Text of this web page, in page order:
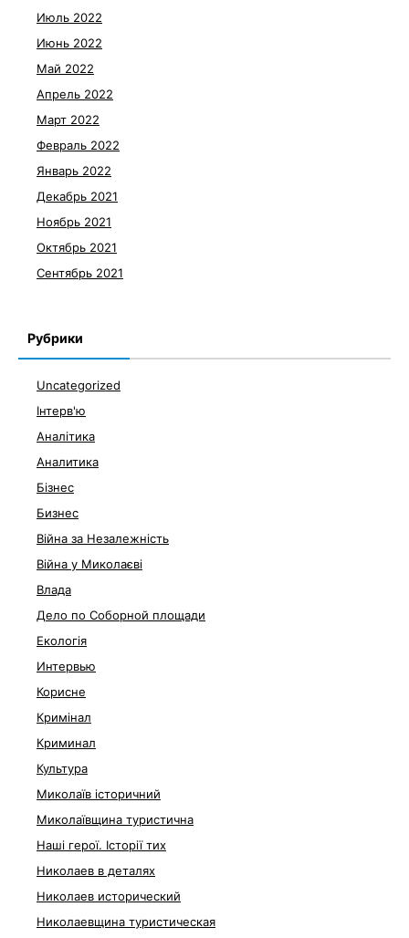
Июль 2022
Июнь 2022
Май 2022
Апрель 2022
Март 2022
Февраль 2022
Январь 2022
Декабрь 2021
Ноябрь 2021
Октябрь 2021
Сентябрь 2021
Рубрики
Uncategorized
Інтерв'ю
Аналітика
Аналитика
Бізнес
Бизнес
Війна за Незалежність
Війна у Миколаєві
Влада
Дело по Соборной площади
Екологія
Интервью
Корисне
Кримінал
Криминал
Культура
Миколаїв історичний
Миколаївщина туристична
Наші герої. Історії тих
Николаев в деталях
Николаев исторический
Николаевщина туристическая